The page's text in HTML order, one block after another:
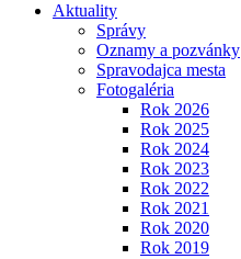
Aktuality
Správy
Oznamy a pozvánky
Spravodajca mesta
Fotogaléria
Rok 2026
Rok 2025
Rok 2024
Rok 2023
Rok 2022
Rok 2021
Rok 2020
Rok 2019